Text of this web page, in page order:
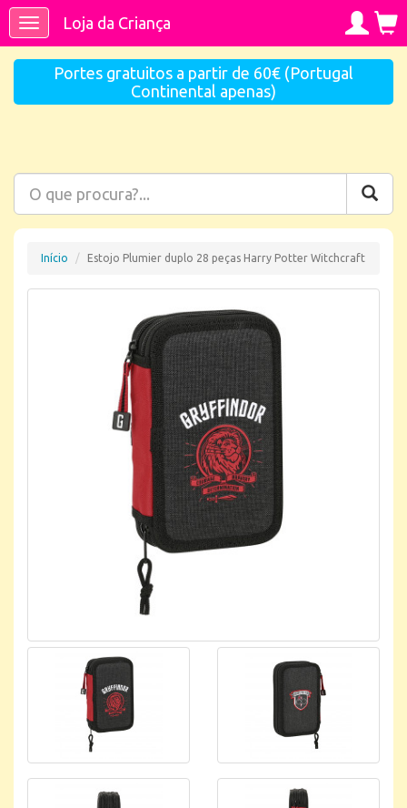
ToggleLoja da Criança
Portes gratuitos a partir de 60€ (Portugal
Continental apenas)
Início Estojo Plumier duplo 28 peças Harry Potter Witchcraft